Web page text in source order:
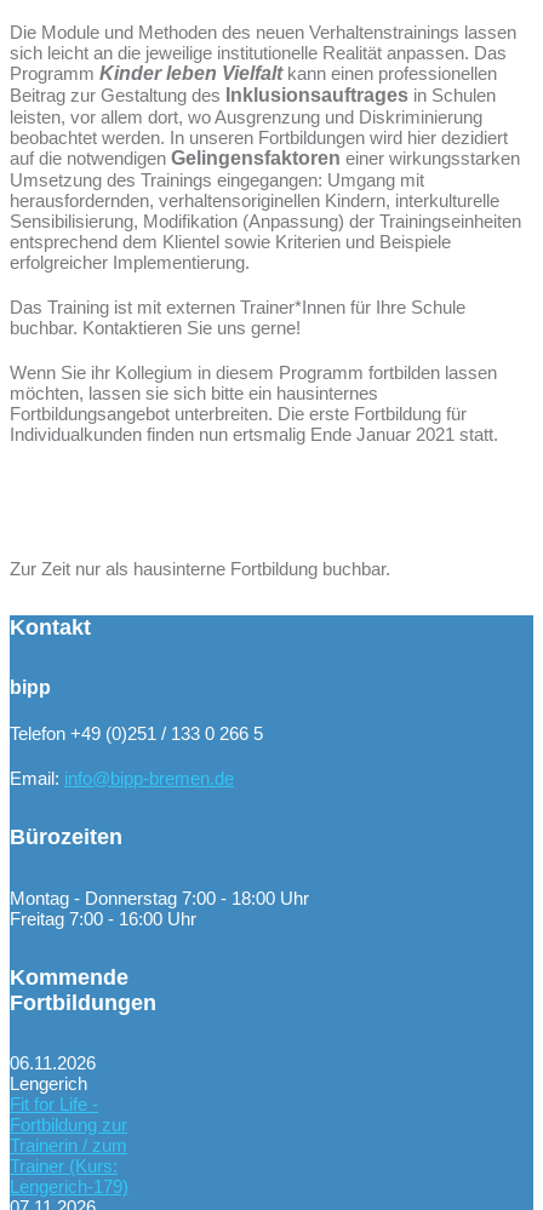
Die Module und Methoden des neuen Verhaltenstrainings lassen
sich leicht an die jeweilige institutionelle Realität anpassen. Das
Programm Kinder leben Vielfalt kann einen professionellen
Beitrag zur Gestaltung des Inklusionsauftrages in Schulen
leisten, vor allem dort, wo Ausgrenzung und Diskriminierung
beobachtet werden. In unseren Fortbildungen wird hier dezidiert
auf die notwendigen Gelingensfaktoren einer wirkungsstarken
Umsetzung des Trainings eingegangen: Umgang mit
herausfordernden, verhaltensoriginellen Kindern, interkulturelle
Sensibilisierung, Modifikation (Anpassung) der Trainingseinheiten
entsprechend dem Klientel sowie Kriterien und Beispiele
erfolgreicher Implementierung.
Das Training ist mit externen Trainer*Innen für Ihre Schule
buchbar. Kontaktieren Sie uns gerne!
Wenn Sie ihr Kollegium in diesem Programm fortbilden lassen
möchten, lassen sie sich bitte ein hausinternes
Fortbildungsangebot unterbreiten. Die erste Fortbildung für
Individualkunden finden nun ertsmalig Ende Januar 2021 statt.
Zur Zeit nur als hausinterne Fortbildung buchbar.
Kontakt
bipp
Telefon +49 (0)251 / 133 0 266 5
Email: info@bipp-bremen.de
Bürozeiten
Montag - Donnerstag 7:00 - 18:00 Uhr
Freitag 7:00 - 16:00 Uhr
Kommende
Fortbildungen
06.11.2026
Lengerich
Fit for Life -
Fortbildung zur
Trainerin / zum
Trainer (Kurs:
Lengerich-179)